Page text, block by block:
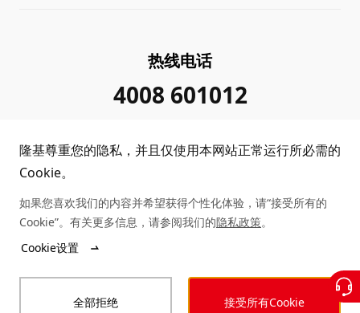
投诉举报
合规政策
客户问题反馈
收益计算
协同创新合作
热线电话
4008 601012
Copyright © 2026 隆基绿能科技股份有限公司
法律声明 商业行为准则
隆基尊重您的隐私，并且仅使用本网站正常运行所必需的
Cookie。
如果您喜欢我们的内容并希望获得个性化体验，请“接受所有的
Cookie”。有关更多信息，请参阅我们的隐私政策。
Cookie设置
全部拒绝 接受所有Cookie